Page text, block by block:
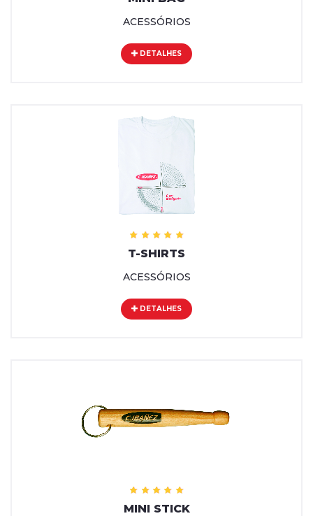
ACESSÓRIOS
DETALHES
T-SHIRTS
ACESSÓRIOS
DETALHES
MINI STICK